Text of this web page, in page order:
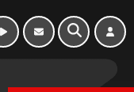
10h - 13h